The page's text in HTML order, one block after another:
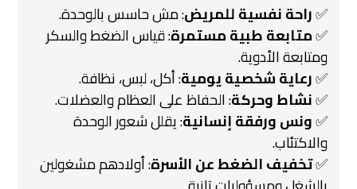
✅راحة نفسية للمريض: مش حاسس بالوحدة.
✅متابعة طبية مستمرة: قياس الضغط والسكر
ومتابعة الأدوية.
✅رعاية شخصية يومية: أكل، لبس، نظافة.
✅نشاط وحركة: الحفاظ على العظام والعضلات.
✅ونس ورفقة إنسانية: يقلل شعور الوحدة
والاكتئاب.
✅تخفيف الضغط عن الأسرة: أولادهم مشغولين